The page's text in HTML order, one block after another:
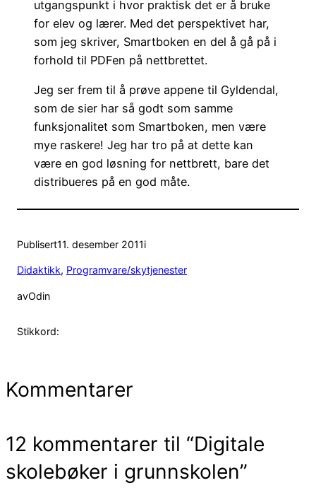
utgangspunkt i hvor praktisk det er å bruke
for elev og lærer. Med det perspektivet har,
som jeg skriver, Smartboken en del å gå på i
forhold til PDFen på nettbrettet.
Jeg ser frem til å prøve appene til Gyldendal,
som de sier har så godt som samme
funksjonalitet som Smartboken, men være
mye raskere! Jeg har tro på at dette kan
være en god løsning for nettbrett, bare det
distribueres på en god måte.
Publisert11. desember 2011i
Didaktikk, Programvare/skytjenester
avOdin
Stikkord:
Kommentarer
12 kommentarer til “Digitale
skolebøker i grunnskolen”